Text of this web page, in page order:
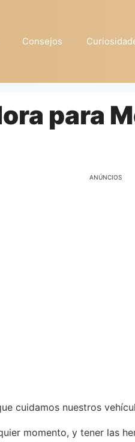
Consejos
para
ANÚNCIOS
cuidamos nuestros
momento, y tener las